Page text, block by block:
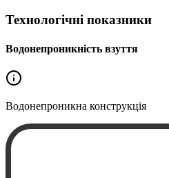
Технологічні показники
Водонепроникність взуття
Водонепроникна конструкція